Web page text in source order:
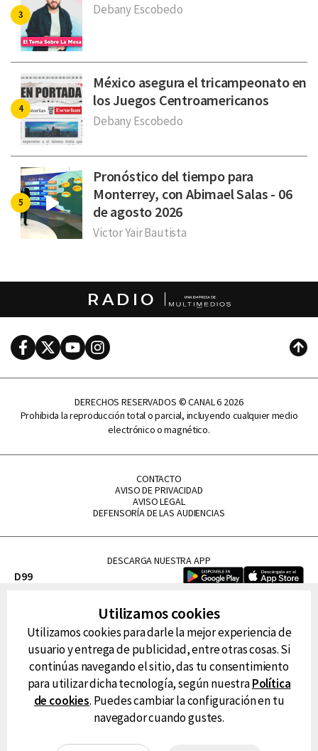
Debany Escobedo
México asegura el tricampeonato en
los Juegos Centroamericanos
Debany Escobedo
Pronóstico del tiempo para
Monterrey, con Abimael Salas - 06
de agosto 2026
Victor Yair Bautista
RADIO
FacebookTwitterYoutubeInstagram
DERECHOS RESERVADOS © CANAL 6 2026
Prohibida la reproducción total o parcial, incluyendo cualquier medio
electrónico o magnético.
CONTACTO
AVISO DE PRIVACIDAD
AVISO LEGAL
DEFENSORÍA DE LAS AUDIENCIAS
DESCARGA NUESTRA APP
D99
FM Tu
RG Deportiva
Classic FM
Utilizamos cookies
Utilizamos cookies para darle la mejor experiencia de
usuario y entrega de publicidad, entre otras cosas. Si
continúas navegando el sitio, das tu consentimiento
para utilizar dicha tecnología, según nuestraPolítica
de cookies. Puedes cambiar la configuración en tu
navegador cuando gustes.